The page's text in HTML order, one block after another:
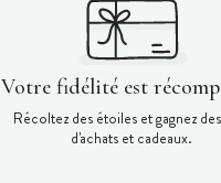
Votre fidélité est
Récoltez des étoiles et gagnez
d'achats et cadeaux.